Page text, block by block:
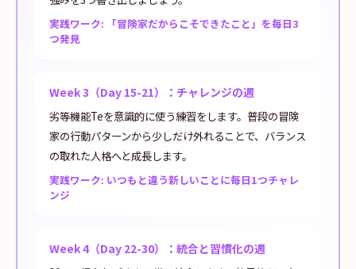
実践ワーク: 「冒険家だからこそできたこと」を毎日3
つ発見
Week 3（Day 15-21）：チャレンジの週
劣等機能Teを意識的に使う練習をします。普段の冒険
家の行動パターンから少しだけ外れることで、バランス
の取れた人格へと成長します。
実践ワーク: いつもと違う新しいことに毎日1つチャレ
ンジ
Week 4（Day 22-30）：統合と習慣化の週